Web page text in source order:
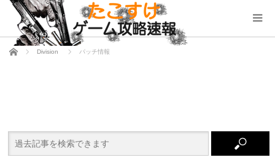
ホーム Division パッチ情報